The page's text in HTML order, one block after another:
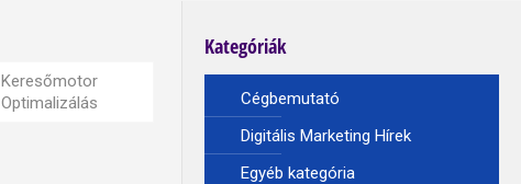
Keresőmotor
Optimalizálás
Kategóriák
Cégbemutató
Digitális Marketing Hírek
Egyéb kategória